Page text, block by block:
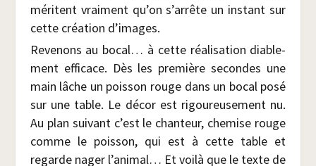
méritent vrai­ment qu’on s’arrête un ins­tant sur
cette créa­tion d’images.
Reve­nons au bocal… à cette réa­li­sa­tion dia­ble­
ment effi­cace. Dès les pre­mière secondes une
main lâche un pois­son rouge dans un bocal posé
sur une table. Le décor est rigou­reu­se­ment nu.
Au plan sui­vant c’est le chan­teur, che­mise rouge
comme le pois­son, qui est à cette table et
regarde nager l’animal… Et voi­là que le texte de